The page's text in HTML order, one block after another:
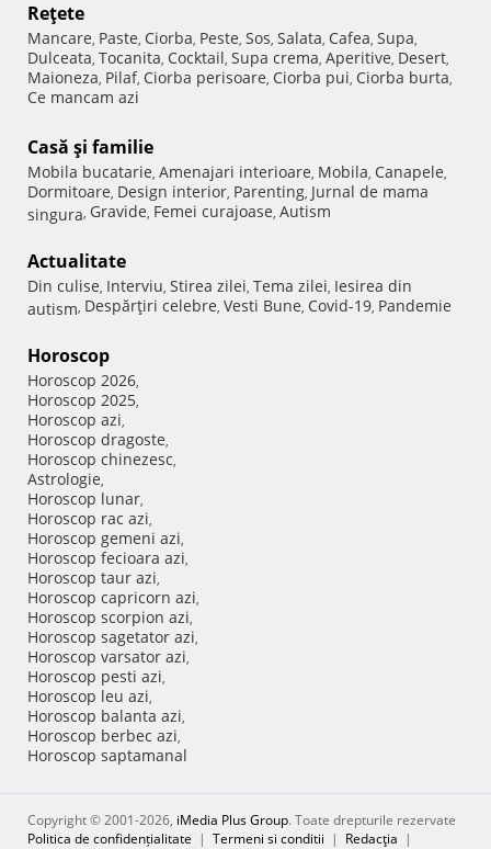
Reţete
Mancare, Paste, Ciorba, Peste, Sos, Salata, Cafea, Supa,
Dulceata, Tocanita, Cocktail, Supa crema, Aperitive, Desert,
Maioneza, Pilaf, Ciorba perisoare, Ciorba pui, Ciorba burta,
Ce mancam azi
Casă şi familie
Mobila bucatarie, Amenajari interioare, Mobila, Canapele,
Dormitoare, Design interior, Parenting, Jurnal de mama
singura, Gravide, Femei curajoase, Autism
Actualitate
Din culise, Interviu, Stirea zilei, Tema zilei, Iesirea din
autism, Despărţiri celebre, Vesti Bune, Covid-19, Pandemie
Horoscop
Horoscop 2026,
Horoscop 2025,
Horoscop azi,
Horoscop dragoste,
Horoscop chinezesc,
Astrologie,
Horoscop lunar,
Horoscop rac azi,
Horoscop gemeni azi,
Horoscop fecioara azi,
Horoscop taur azi,
Horoscop capricorn azi,
Horoscop scorpion azi,
Horoscop sagetator azi,
Horoscop varsator azi,
Horoscop pesti azi,
Horoscop leu azi,
Horoscop balanta azi,
Horoscop berbec azi,
Horoscop saptamanal
Copyright © 2001-2026, iMedia Plus Group. Toate drepturile rezervate
Politica de confidențialitate | Termeni si conditii | Redacţia |